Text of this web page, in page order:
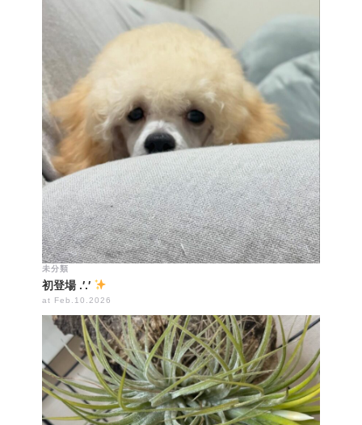
未分類
初登場 .′.′
at Feb.10.2026